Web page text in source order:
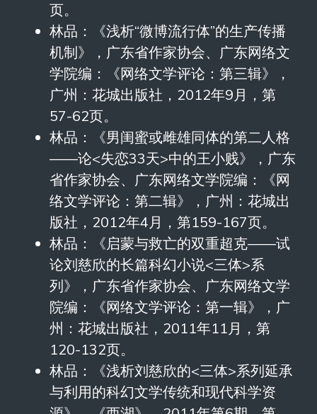
页。
林品：《浅析“微博流行体”的生产传播
机制》，广东省作家协会、广东网络文
学院编：《网络文学评论：第三辑》，
广州：花城出版社，2012年9月，第
57-62页。
林品：《男闺蜜或雌雄同体的第二人格
——论<失恋33天>中的王小贱》，广东
省作家协会、广东网络文学院编：《网
络文学评论：第二辑》，广州：花城出
版社，2012年4月，第159-167页。
林品：《启蒙与救亡的双重超克——试
论刘慈欣的长篇科幻小说<三体>系
列》，广东省作家协会、广东网络文学
院编：《网络文学评论：第一辑》，广
州：花城出版社，2011年11月，第
120-132页。
林品：《浅析刘慈欣的<三体>系列延承
与利用的科幻文学传统和现代科学资